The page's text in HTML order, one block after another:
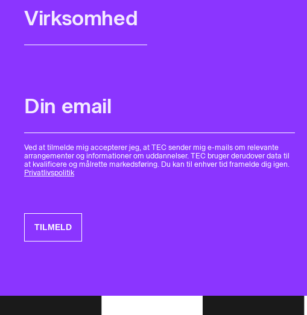
Ved at tilmelde mig accepterer jeg, at TEC sender mig e-mails om relevante
arrangementer og informationer om uddannelser. TEC bruger derudover data til
at kvalificere og målrette markedsføring. Du kan til enhver tid framelde dig igen.
Privatlivspolitik